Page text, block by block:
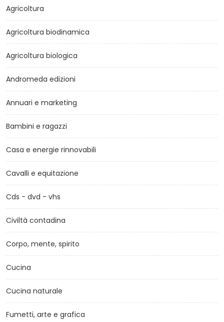
Agricoltura
Agricoltura biodinamica
Agricoltura biologica
Andromeda edizioni
Annuari e marketing
Bambini e ragazzi
Casa e energie rinnovabili
Cavalli e equitazione
Cds - dvd - vhs
Civiltà contadina
Corpo, mente, spirito
Cucina
Cucina naturale
Fumetti, arte e grafica